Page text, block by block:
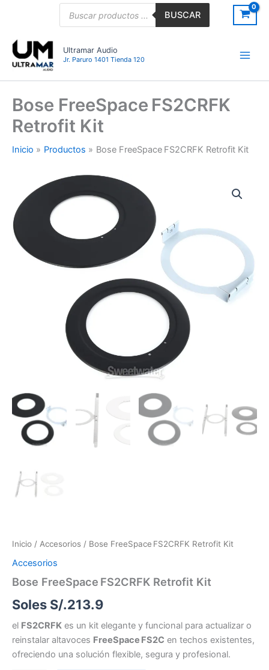
BUSCAR
Ultramar Audio
Jr. Paruro 1401 Tienda 120
Bose FreeSpace FS2CRFK
Retrofit Kit
Inicio Productos Bose FreeSpace FS2CRFK Retrofit Kit
Inicio / Accesorios / Bose FreeSpace FS2CRFK Retrofit Kit
Accesorios
Bose FreeSpace FS2CRFK Retrofit Kit
Soles S/.213.9
el FS2CRFK es un kit elegante y funcional para actualizar o
reinstalar altavoces FreeSpace FS2C en techos existentes,
ofreciendo una solución flexible, segura y profesional.
FreeSpace FS2CRFK
Retrofit
Kit
cantidad